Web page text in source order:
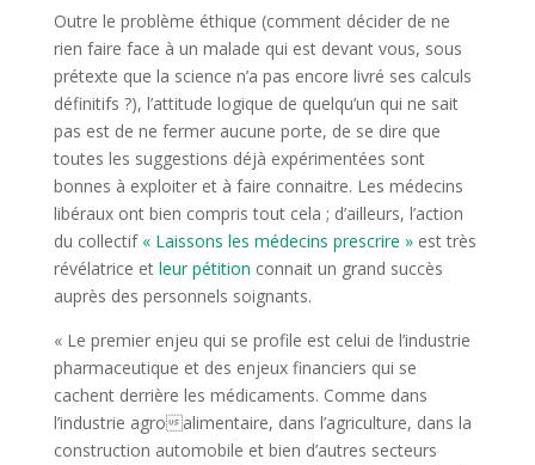
Outre le problème éthique (comment décider de ne
rien faire face à un malade qui est devant vous, sous
prétexte que la science n’a pas encore livré ses calculs
définitifs ?), l’attitude logique de quelqu’un qui ne sait
pas est de ne fermer aucune porte, de se dire que
toutes les suggestions déjà expérimentées sont
bonnes à exploiter et à faire connaitre. Les médecins
libéraux ont bien compris tout cela ; d’ailleurs, l’action
du collectif « Laissons les médecins prescrire »est très
révélatrice et leur pétition connait un grand succès
auprès des personnels soignants.
« Le premier enjeu qui se profile est celui de l’industrie
pharmaceutique et des enjeux financiers qui se
cachent derrière les médicaments. Comme dans
l’industrie agroalimentaire, dans l’agriculture, dans la
construction automobile et bien d’autres secteurs